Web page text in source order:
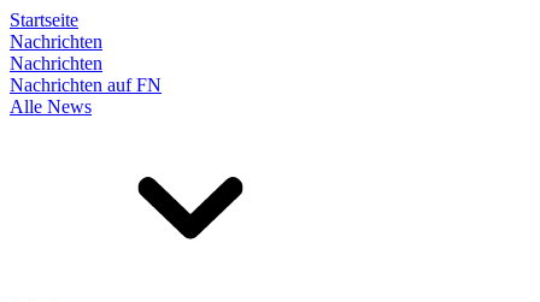
Startseite
Nachrichten
Nachrichten
Nachrichten auf FN
Alle News